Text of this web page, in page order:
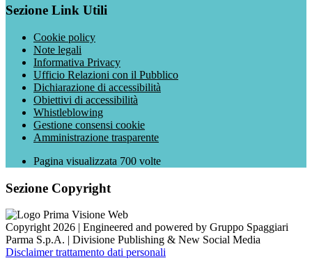
Sezione Link Utili
Cookie policy
Note legali
Informativa Privacy
Ufficio Relazioni con il Pubblico
Dichiarazione di accessibilità
Obiettivi di accessibilità
Whistleblowing
Gestione consensi cookie
Amministrazione trasparente
Pagina visualizzata 700 volte
Sezione Copyright
Copyright 2026 | Engineered and powered by Gruppo Spaggiari
Parma S.p.A. | Divisione Publishing & New Social Media
Disclaimer trattamento dati personali